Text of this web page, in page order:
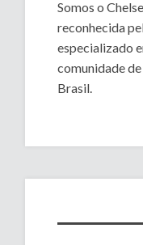
Somos o
reconhecida
especializado
comunidade
Brasil.